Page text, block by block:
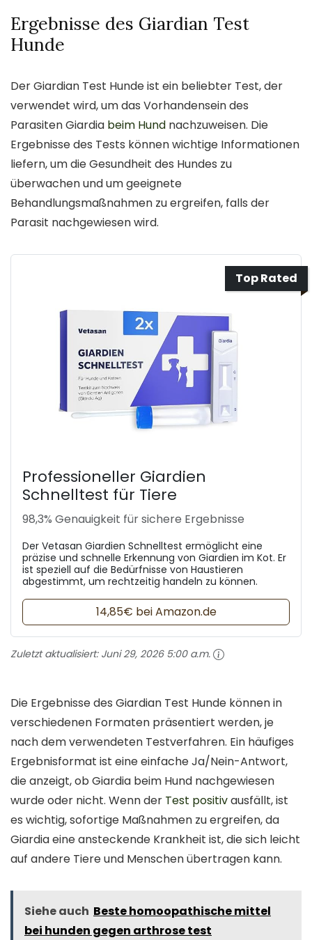
Ergebnisse des Giardian Test
Hunde
Der Giardian Test Hunde ist ein beliebter Test, der
verwendet wird, um das Vorhandensein des
Parasiten Giardia beim Hund nachzuweisen. Die
Ergebnisse des Tests können wichtige Informationen
liefern, um die Gesundheit des Hundes zu
überwachen und um geeignete
Behandlungsmaßnahmen zu ergreifen, falls der
Parasit nachgewiesen wird.
Top Rated
Professioneller Giardien
Schnelltest für Tiere
98,3% Genauigkeit für sichere Ergebnisse
Der Vetasan Giardien Schnelltest ermöglicht eine
präzise und schnelle Erkennung von Giardien im Kot. Er
ist speziell auf die Bedürfnisse von Haustieren
abgestimmt, um rechtzeitig handeln zu können.
14,85€ bei Amazon.de
Zuletzt aktualisiert: Juni 29, 2026 5:00 a.m.
Die Ergebnisse des Giardian Test Hunde können in
verschiedenen Formaten präsentiert werden, je
nach dem verwendeten Testverfahren. Ein häufiges
Ergebnisformat ist eine einfache Ja/Nein-Antwort,
die anzeigt, ob Giardia beim Hund nachgewiesen
wurde oder nicht. Wenn der Test positivausfällt, ist
es wichtig, sofortige Maßnahmen zu ergreifen, da
Giardia eine ansteckende Krankheit ist, die sich leicht
auf andere Tiere und Menschen übertragen kann.
Siehe auch Beste homoopathische mittel
bei hunden gegen arthrose test